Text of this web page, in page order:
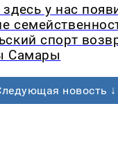
у нас
спорт
Самары
новость ↓